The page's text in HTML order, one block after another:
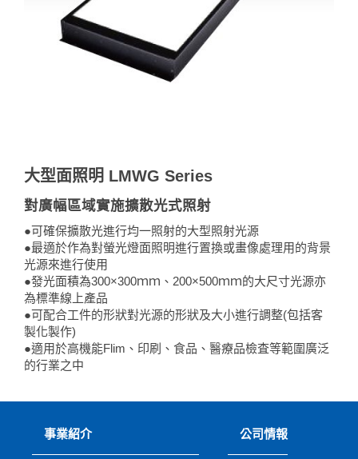
大型面照明 LMWG Series
對廣幅區域實施擴散光式照射
●可確保擴散光進行均一照射的大型照射光源
●最適於作為對螢光燈面照明進行置換或畫像處理用的背景
光源來進行使用
●發光面積為300×300ｍｍ、200×500ｍｍ的大尺寸光源亦
為標準線上產品
●可配合工件的形狀對光源的形狀及大小進行調整(包括客
製化製作)
●適用於高機能Flim、印刷、食品、醫療品檢査等範圍廣泛
的行業之中
事業紹介 公司情報